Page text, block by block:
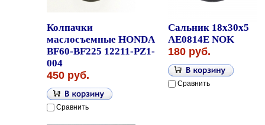
Колпачки
маслосъемные HONDA
BF60-BF225 12211-PZ1-
004
450 руб.
Сравнить
Сальник 18x30x5
AE0814E NOK
180 руб.
Сравнить